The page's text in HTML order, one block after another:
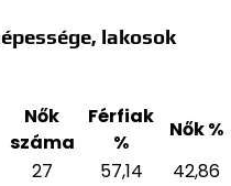
lakosok
Nők
száma
Férfiak
%
Nők %
27 57,14
42,86